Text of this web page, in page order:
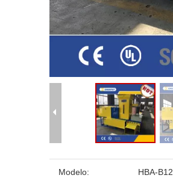
Modelo: HBA-